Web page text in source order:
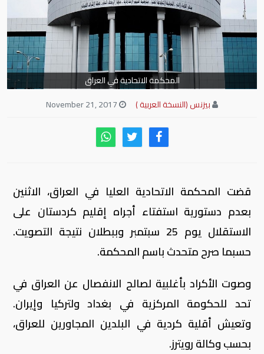
المحكمة الاتحادية في العراق
بيزنس (النسخة العربية )
قضت المحكمة الاتحادية العليا في العراق، الاثنين
بعدم دستورية استفتاء أجراه إقليم كردستان على
الاستقلال يوم 25 سبتمبر وببطلان نتيجة التصويت.
حسبما صرح متحدث باسم المحكمة.
وصوت الأكراد بأغلبية لصالح الانفصال عن العراق في
تحد للحكومة المركزية في بغداد ولتركيا وإيران.
وتعيش أقلية كردية في البلدين المجاورين للعراق،
بحسب وكالة رويترز.